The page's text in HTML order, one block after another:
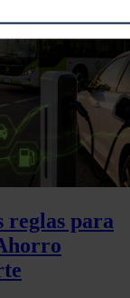
activamente
procesan sus
en la
sección de
en cualquier
personalizar el
sobre el uso que
sociales,
con otra
a partir del uso
reglas para